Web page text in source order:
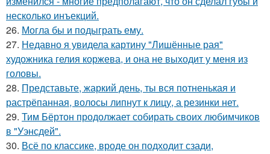
несколько инъекций.
26. Могла бы и подыграть ему.
27. Недавно я увидела картину "Лишённые рая"
художника гелия коржева, и она не выходит у меня из
головы.
28. Представьте, жаркий день, ты вся потненькая и
растрёпанная, волосы липнут к лицу, а резинки нет.
29. Тим Бёртон продолжает собирать своих любимчиков
в "Уэнсдей".
30. Всё по классике, вроде он подходит сзади,